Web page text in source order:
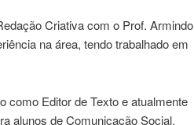
Criativa com o Prof. Armindo
na área, tendo trabalhado em
como Editor de Texto e atualmente
alunos de Comunicação Social.